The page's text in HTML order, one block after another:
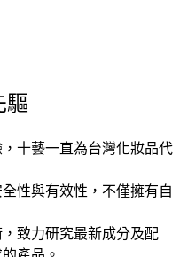
驅
十藝一直為台灣化妝品代
性與有效性，不僅擁有自
致力研究最新成分及配